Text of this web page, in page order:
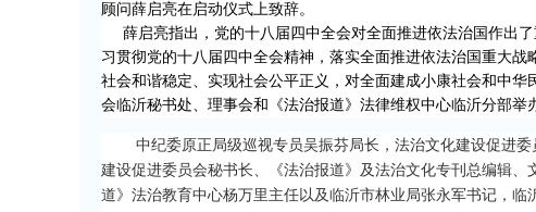
顾问薛启亮在启动仪式上致辞。
薛启亮指出 ，党的十八届四中全会对全面推进依法治国作出
习贯彻党的十八届四中全会精神，落实全面推进依法治国重大
社会和谐稳定、实现社会公平正义，对全面建成小康社会和中
会临沂秘书处、理事会和《法治报道》法律维权中心临沂分部举
中纪委原正局级巡视专员吴振芬局长，法治文化建设促进委
建设促进委员会秘书长、
《法治报道》及法治文化专刊总编辑
道》法治教育中心杨万里主任以及临沂市林业局张永军书记，临